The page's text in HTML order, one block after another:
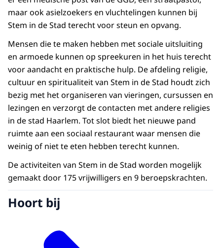
maar ook asielzoekers en vluchtelingen kunnen bij
Stem in de Stad terecht voor steun en opvang.
Mensen die te maken hebben met sociale uitsluiting
en armoede kunnen op spreekuren in het huis terecht
voor aandacht en praktische hulp. De afdeling religie,
cultuur en spiritualiteit van Stem in de Stad houdt zich
bezig met het organiseren van vieringen, cursussen en
lezingen en verzorgt de contacten met andere religies
in de stad Haarlem. Tot slot biedt het nieuwe pand
ruimte aan een sociaal restaurant waar mensen die
weinig of niet te eten hebben terecht kunnen.
De activiteiten van Stem in de Stad worden mogelijk
gemaakt door 175 vrijwilligers en 9 beroepskrachten.
Hoort bij